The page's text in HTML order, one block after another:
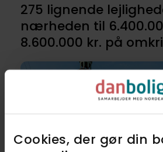
Cookies, der gør din
275 lignende
nærheden til
8.600.000 kr. på